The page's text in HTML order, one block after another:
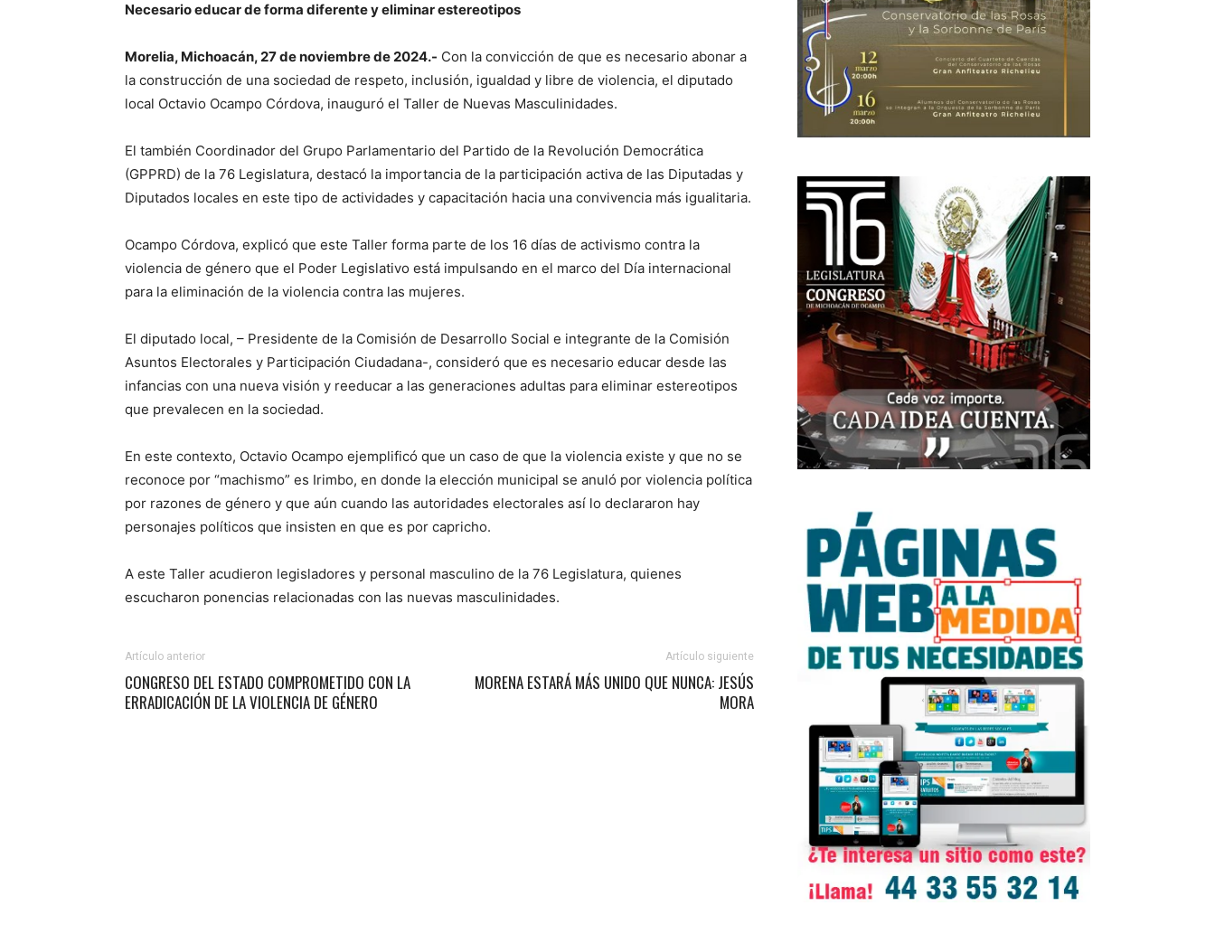
Necesario educar de forma diferente y eliminar estereotipos
Morelia, Michoacán, 27 de noviembre de 2024.- Con la convicción de que es necesario abonar a
la construcción de una sociedad de respeto, inclusión, igualdad y libre de violencia, el diputado
local Octavio Ocampo Córdova, inauguró el Taller de Nuevas Masculinidades.
El también Coordinador del Grupo Parlamentario del Partido de la Revolución Democrática
(GPPRD) de la 76 Legislatura, destacó la importancia de la participación activa de las Diputadas y
Diputados locales en este tipo de actividades y capacitación hacia una convivencia más igualitaria.
Ocampo Córdova, explicó que este Taller forma parte de los 16 días de activismo contra la
violencia de género que el Poder Legislativo está impulsando en el marco del Día internacional
para la eliminación de la violencia contra las mujeres.
El diputado local, – Presidente de la Comisión de Desarrollo Social e integrante de la Comisión
Asuntos Electorales y Participación Ciudadana-, consideró que es necesario educar desde las
infancias con una nueva visión y reeducar a las generaciones adultas para eliminar estereotipos
que prevalecen en la sociedad.
En este contexto, Octavio Ocampo ejemplificó que un caso de que la violencia existe y que no se
reconoce por “machismo” es Irimbo, en donde la elección municipal se anuló por violencia política
por razones de género y que aún cuando las autoridades electorales así lo declararon hay
personajes políticos que insisten en que es por capricho.
A este Taller acudieron legisladores y personal masculino de la 76 Legislatura, quienes
escucharon ponencias relacionadas con las nuevas masculinidades.
Artículo anterior
CONGRESO DEL ESTADO COMPROMETIDO CON LA
ERRADICACIÓN DE LA VIOLENCIA DE GÉNERO
Artículo siguiente
MORENA ESTARÁ MÁS UNIDO QUE NUNCA: JESÚS
MORA